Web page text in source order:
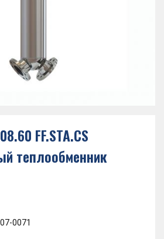
FF.STA.CS
теплообменник
0071